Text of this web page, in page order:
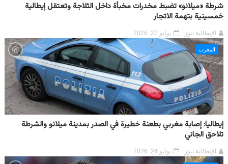
شرطة «ميلانو» تضبط مخدرات مخبأة داخل الثلاجة وتعتقل إيطالية
خمسينية بتهمة الاتجار
الإيطالية نيوز يوليو 27, 2026
المغرب
إيطاليا: إصابة مغربي بطعنة خطيرة في الصدر بمدينة ميلانو والشرطة
تلاحق الجاني
الإيطالية نيوز يوليو 24, 2026